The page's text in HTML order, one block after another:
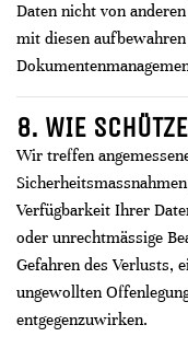
Daten nicht von
mit diesen
8. WIE
Wir treffen
Verfügbarkeit Ihrer
oder unrechtmässige
Gefahren des Verlusts,
ungewollten
entgegenzuwirken.